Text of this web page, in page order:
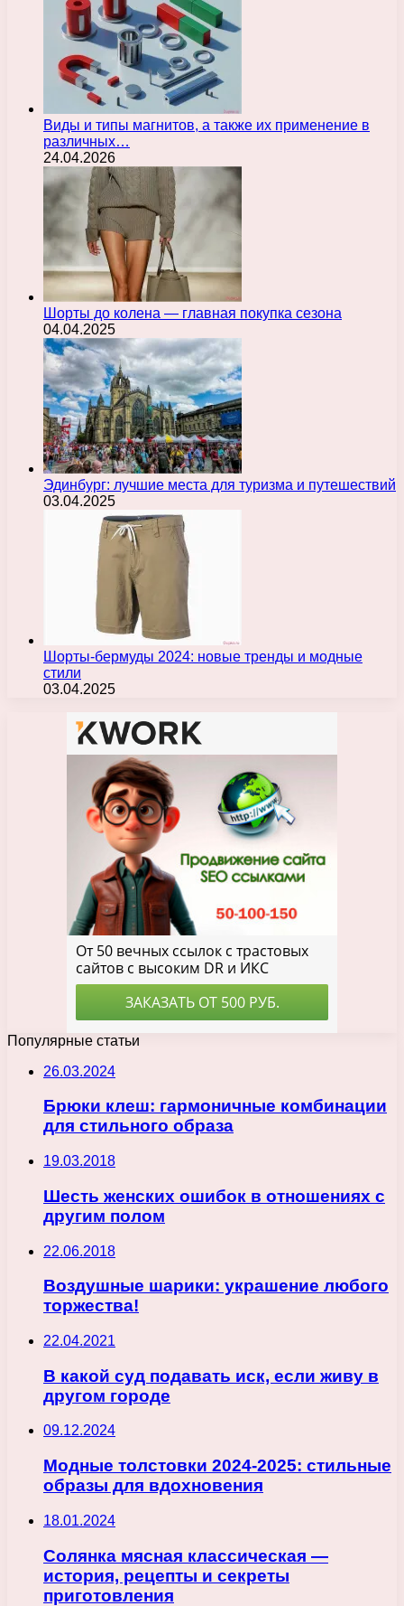
Виды и типы магнитов, а также их применение в
различных…
24.04.2026
Шорты до колена — главная покупка сезона
04.04.2025
Эдинбург: лучшие места для туризма и путешествий
03.04.2025
Шорты-бермуды 2024: новые тренды и модные
стили
03.04.2025
Популярные статьи
26.03.2024
Брюки клеш: гармоничные комбинации
для стильного образа
19.03.2018
Шесть женских ошибок в отношениях с
другим полом
22.06.2018
Воздушные шарики: украшение любого
торжества!
22.04.2021
В какой суд подавать иск, если живу в
другом городе
09.12.2024
Модные толстовки 2024-2025: стильные
образы для вдохновения
18.01.2024
Солянка мясная классическая —
история, рецепты и секреты
приготовления